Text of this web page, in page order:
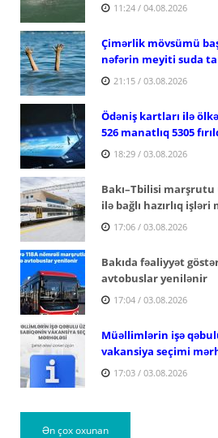
11:24 / 04.08.2026
Çimərlik mövsümü
nəfərin meyiti suda
21:15 / 03.08.2026
Ödəniş kartları ilə
526 manatlıq 5305
18:29 / 03.08.2026
Bakı–Tbilisi
ilə bağlı hazırlıq
17:06 / 03.08.2026
Bakıda fəaliyyət
avtobuslar yenilənir
17:04 / 03.08.2026
Müəllimlərin işə
vakansiya seçimi
17:03 / 03.08.2026
Ən çox oxunan